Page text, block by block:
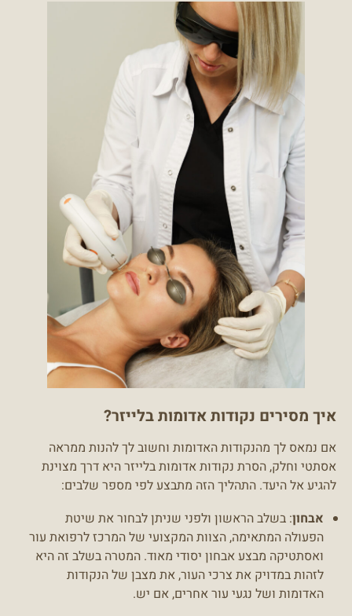
איך מסירים נקודות אדומות בלייזר?
אם נמאס לך מהנקודות האדומות וחשוב לך להנות ממראה
אסתטי וחלק, הסרת נקודות אדומות בלייזר היא דרך מצוינת
להגיע אל היעד. התהליך הזה מתבצע לפי מספר שלבים:
אבחון: בשלב הראשון ולפני שניתן לבחור את שיטת
הפעולה המתאימה, הצוות המקצועי של המרכז לרפואת עור
ואסתטיקה מבצע אבחון יסודי מאוד. המטרה בשלב זה היא
לזהות במדויק את צרכי העור, את מצבן של הנקודות
האדומות ושל נגעי עור אחרים, אם יש.